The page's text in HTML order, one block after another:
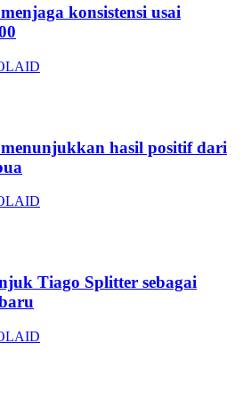
konsistensi usai
hasil positif dari
Tiago Splitter sebagai